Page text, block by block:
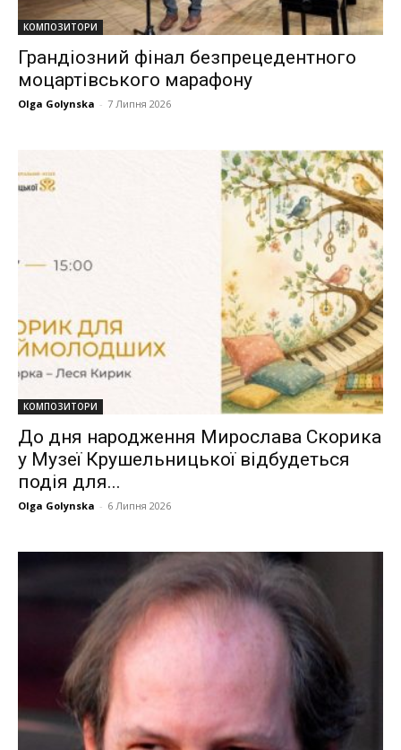
КОМПОЗИТОРИ
Грандіозний фінал безпрецедентного
моцартівського марафону
Olga Golynska - 7 Липня 2026
КОМПОЗИТОРИ
До дня народження Мирослава Скорика
у Музеї Крушельницької відбудеться
подія для...
Olga Golynska - 6 Липня 2026